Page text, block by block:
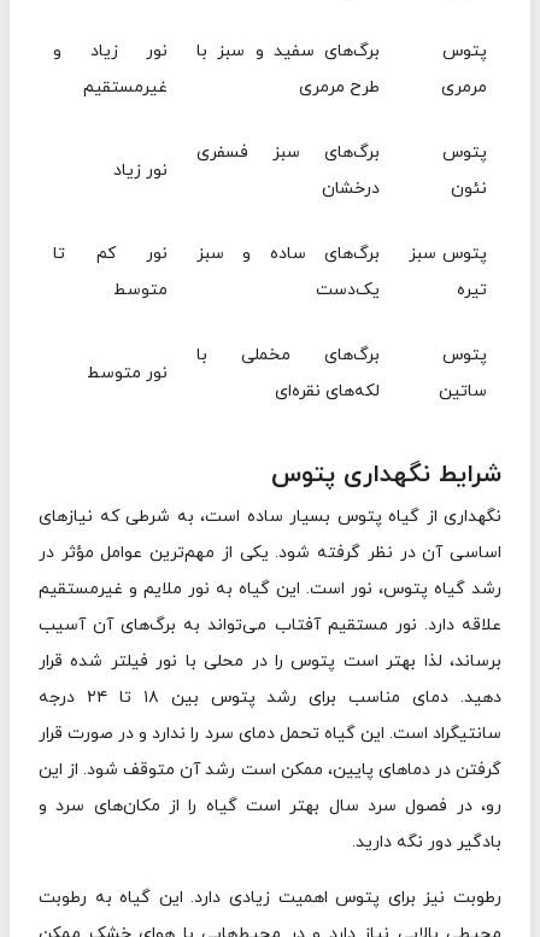
پتوس
مرمری
برگ‌های سفید و سبز با
طرح مرمری
نور زیاد و
غیرمستقیم
پتوس
نئون
برگ‌های سبز فسفری
درخشان
نور زیاد
پتوس سبز
تیره
برگ‌های ساده و سبز
یک‌دست
نور کم تا
متوسط
پتوس
ساتین
برگ‌های مخملی با
لکه‌های نقره‌ای
نور متوسط
شرایط نگهداری پتوس
نگهداری از گیاه پتوس بسیار ساده است، به شرطی که نیازهای
اساسی آن در نظر گرفته شود. یکی از مهم‌ترین عوامل مؤثر در
رشد گیاه پتوس، نور است. این گیاه به نور ملایم و غیرمستقیم
علاقه دارد. نور مستقیم آفتاب می‌تواند به برگ‌های آن آسیب
برساند، لذا بهتر است پتوس را در محلی با نور فیلتر شده قرار
دهید. دمای مناسب برای رشد پتوس بین ۱۸ تا ۲۴ درجه
سانتیگراد است. این گیاه تحمل دمای سرد را ندارد و در صورت قرار
گرفتن در دماهای پایین، ممکن است رشد آن متوقف شود. از این
رو، در فصول سرد سال بهتر است گیاه را از مکان‌های سرد و
بادگیر دور نگه دارید.
رطوبت نیز برای پتوس اهمیت زیادی دارد. این گیاه به رطوبت